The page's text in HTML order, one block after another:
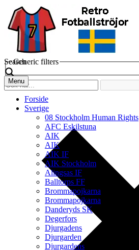
Search
Generic filters
Menu
Forside
Sverige
08 Stockholm Human Rights
AFC Eskilstuna
AIK
AIK
AIK IF
AIK Stockholm
Alingsas IF
Balltorps FF
Brommapojkarna
Brommapojkarna
Danderyds SK
Degerfors
Djurgadens
Djurgarden
Djurgardens